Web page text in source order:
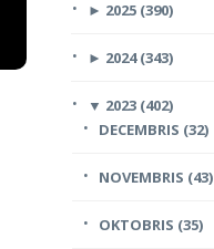
► 2025 (390)
► 2024 (343)
▼ 2023 (402)
DECEMBRIS (32)
NOVEMBRIS (43)
OKTOBRIS (35)